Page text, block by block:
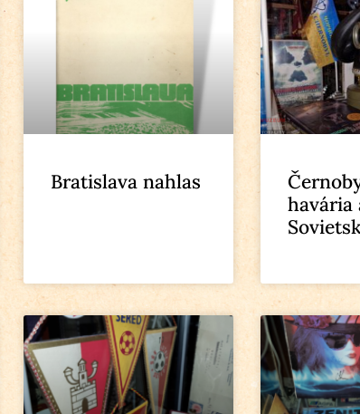
Bratislava nahlas
havária